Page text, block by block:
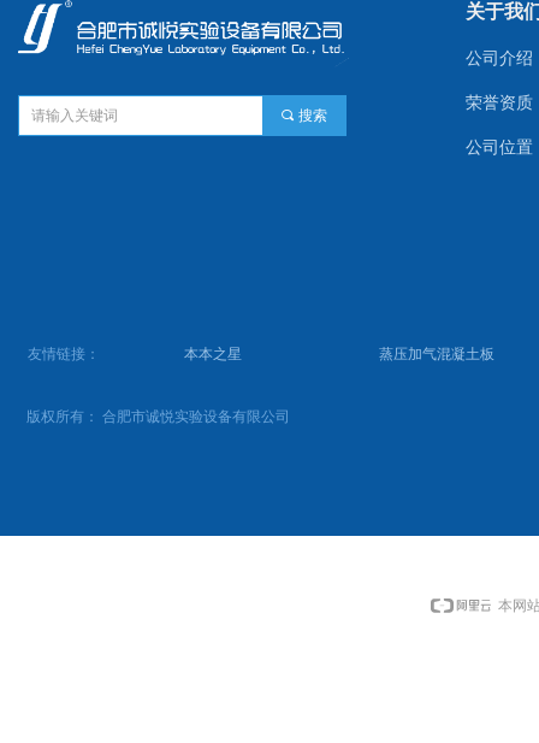
关于我
公司介绍
荣誉资质
公司位置
끠 搜索
友情链接： 本本之星 蒸压加气混凝土板
版权所有： 合肥市诚悦实验设备有限公司
本网